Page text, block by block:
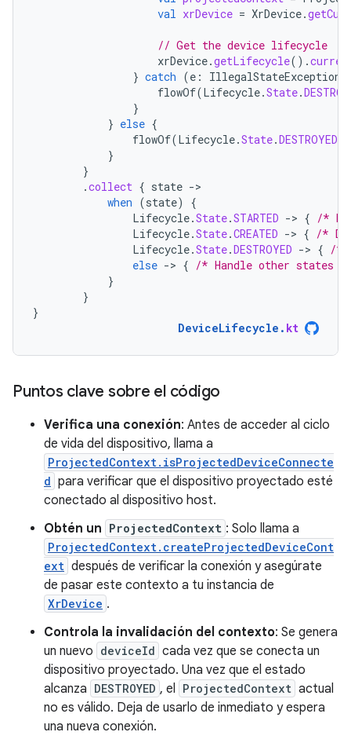
val xrDevice = XrDevice.
// Get the device lifecycle
xrDevice.getLifecycle().
} catch (e : IllegalStateException
flowOf(Lifecycle.State.
}
} else {
flowOf(Lifecycle.State.DESTROYED
}
}
.collect { state -
when (state)
{
Lifecycle.State.STARTED -> { /*
Lifecycle.State.CREATED -> { /*
Lifecycle.State.DESTROYED -> { /*
else -> { /* Handle other states
}
}
}
DeviceLifecycle . kt
Puntos clave sobre el código
Verifica una conexión: Antes de acceder al ciclo
de vida del dispositivo, llama a
ProjectedContext.isProjectedDeviceConnecte
d para verificar que el dispositivo proyectado esté
conectado al dispositivo host.
Obtén un ProjectedContext : Solo llama a
ProjectedContext.createProjectedDeviceCont
ext después de verificar la conexión y asegúrate
de pasar este contexto a tu instancia de
XrDevice .
Controla la invalidación del contexto: Se genera
un nuevo deviceId cada vez que se conecta un
dispositivo proyectado. Una vez que el estado
alcanza DESTROYED , el ProjectedContext actual
no es válido. Deja de usarlo de inmediato y espera
una nueva conexión.